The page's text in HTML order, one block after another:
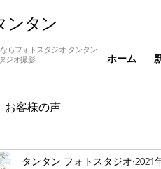
ンタン
らフォトスタジオ タンタン
ジオ撮影
ホーム
お客様の声
タンタン フォトスタジオ 2021